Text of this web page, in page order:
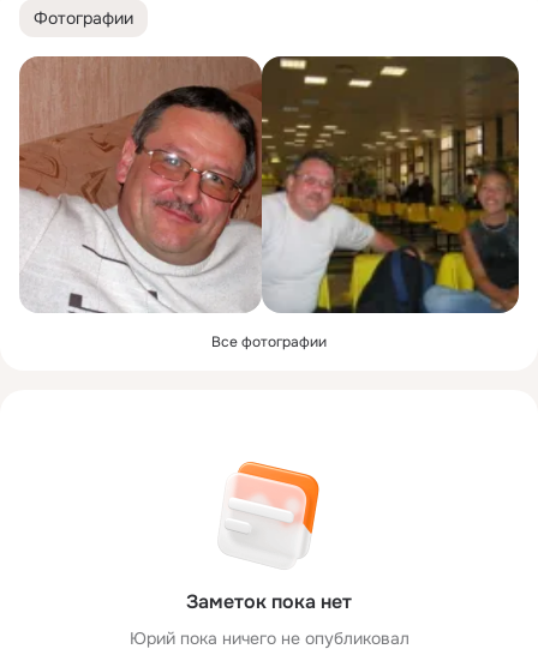
Фотографии
Все фотографии
Заметок пока нет
Юрий пока ничего не опубликовал